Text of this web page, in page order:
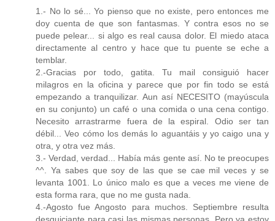
1.- No lo sé... Yo pienso que no existe, pero entonces me
doy cuenta de que son fantasmas. Y contra esos no se
puede pelear... si algo es real causa dolor. El miedo ataca
directamente al centro y hace que tu puente se eche a
temblar.
2.-Gracias por todo, gatita. Tu mail consiguió hacer
milagros en la oficina y parece que por fin todo se está
empezando a tranquilizar. Aun así NECESITO (mayúscula
en su conjunto) un café o una comida o una cena contigo.
Necesito arrastrarme fuera de la espiral. Odio ser tan
débil... Veo cómo los demás lo aguantáis y yo caigo una y
otra, y otra vez más.
3.- Verdad, verdad... Había más gente así. No te preocupes
^^. Ya sabes que soy de las que se cae mil veces y se
levanta 1001. Lo único malo es que a veces me viene de
esta forma rara, que no me gusta nada.
4.-Agosto fue Angosto para muchos. Septiembre resulta